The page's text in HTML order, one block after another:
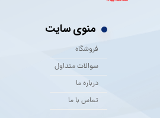
منوی سایت
فروشگاه
سوالات متداول
درباره ما
تماس با ما